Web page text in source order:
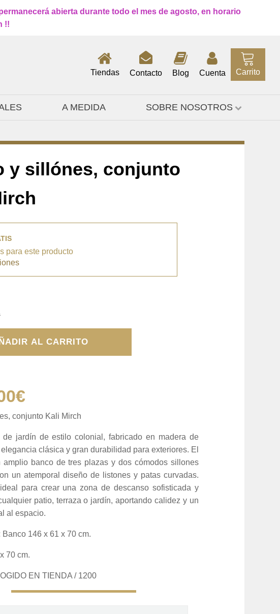
abierta durante todo el mes de agosto, en horario
!!
Tiendas Contacto Blog Cuenta Carrito
A MEDIDA SOBRE NOSOTROS
y sillónes, conjunto
para este producto
AL CARRITO
€
conjunto Kali Mirch
de jardín de estilo colonial, fabricado en madera de
clásica y gran durabilidad para exteriores. El
amplio banco de tres plazas y dos cómodos sillones
un atemporal diseño de listones y patas curvadas.
para crear una zona de descanso sofisticada y
patio, terraza o jardín, aportando calidez y un
al espacio.
146 x 61 x 70 cm.
70 cm.
EN TIENDA / 1200